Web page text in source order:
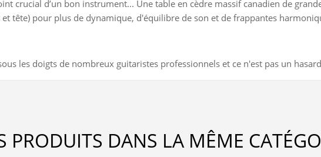
crucial d’un bon instrument... Une table en cèdre massif canadien de
tête) pour plus de dynamique, d'équilibre de son et de frappantes
les doigts de nombreux guitaristes professionnels et ce n'est pas un
PRODUITS DANS LA MÊME